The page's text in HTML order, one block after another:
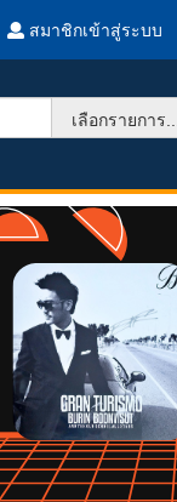
สมาชิกเข้าสู่ระบบ